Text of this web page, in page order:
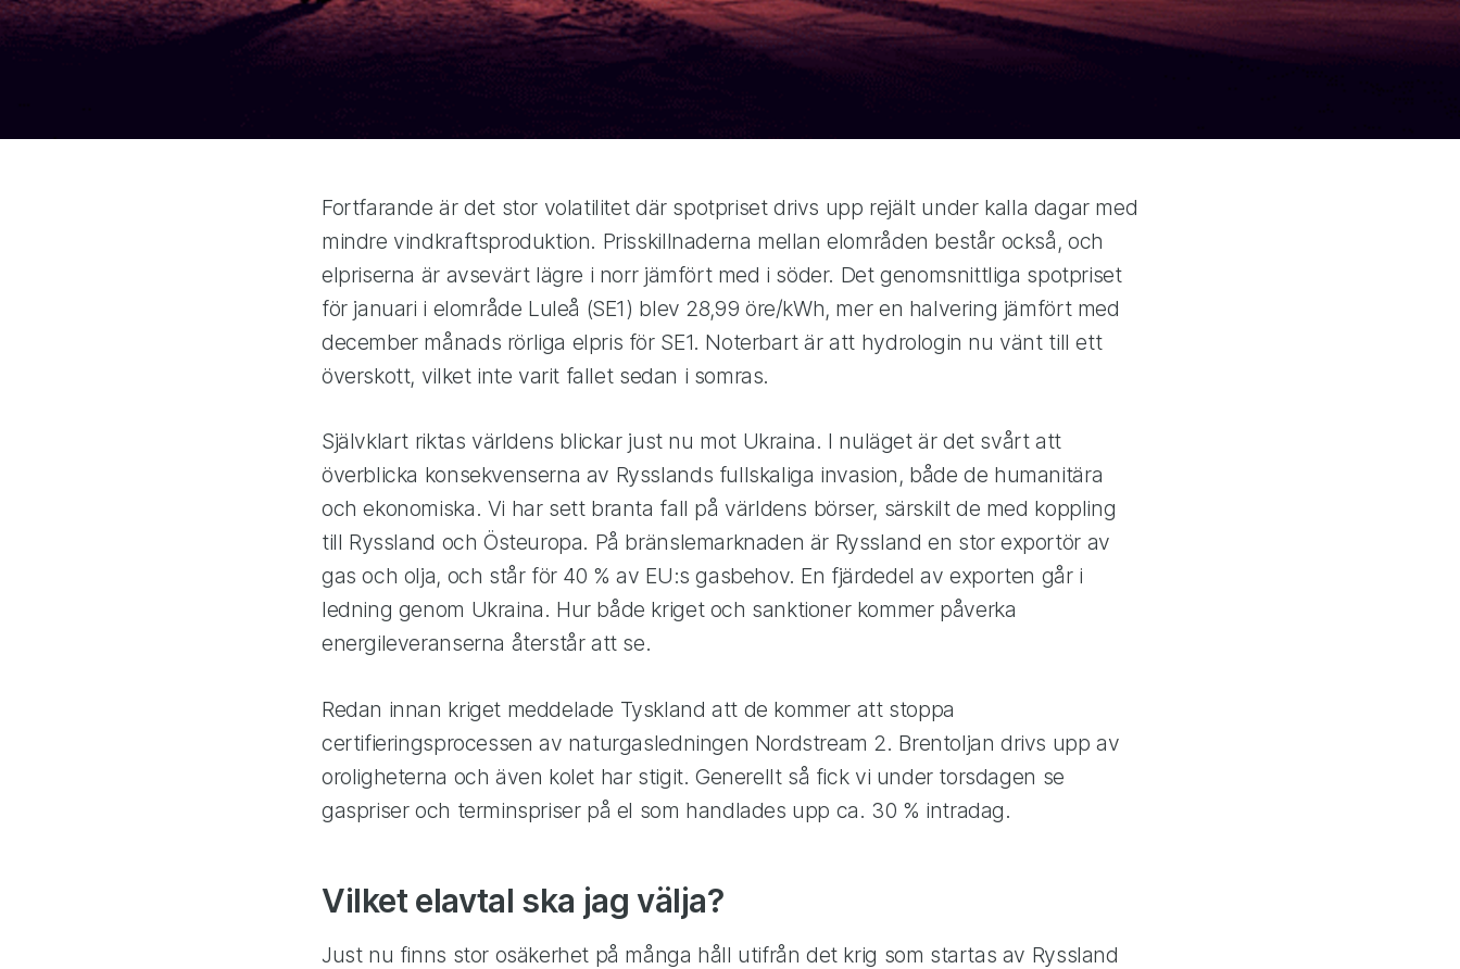
Fortfarande är det stor volatilitet där spotpriset drivs upp rejält under kalla dagar med
mindre vindkraftsproduktion. Prisskillnaderna mellan elområden består också, och
elpriserna är avsevärt lägre i norr jämfört med i söder. Det genomsnittliga spotpriset
för januari i elområde Luleå (SE1) blev 28,99 öre/kWh, mer en halvering jämfört med
december månads rörliga elpris för SE1. Noterbart är att hydrologin nu vänt till ett
överskott, vilket inte varit fallet sedan i somras.
Självklart riktas världens blickar just nu mot Ukraina. I nuläget är det svårt att
överblicka konsekvenserna av Rysslands fullskaliga invasion, både de humanitära
och ekonomiska. Vi har sett branta fall på världens börser, särskilt de med koppling
till Ryssland och Östeuropa. På bränslemarknaden är Ryssland en stor exportör av
gas och olja, och står för 40 % av EU:s gasbehov. En fjärdedel av exporten går i
ledning genom Ukraina. Hur både kriget och sanktioner kommer påverka
energileveranserna återstår att se.
Redan innan kriget meddelade Tyskland att de kommer att stoppa
certifieringsprocessen av naturgasledningen Nordstream 2. Brentoljan drivs upp av
oroligheterna och även kolet har stigit. Generellt så fick vi under torsdagen se
gaspriser och terminspriser på el som handlades upp ca. 30 % intradag.
Vilket elavtal ska jag välja?
Just nu finns stor osäkerhet på många håll utifrån det krig som startas av Ryssland